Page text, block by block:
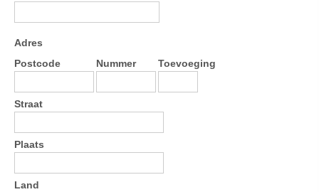
Adres
Postcode
Nummer Toevoeging
Straat
Plaats
Land